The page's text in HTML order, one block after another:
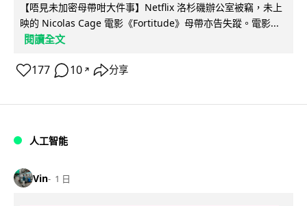
【唔見未加密母帶咁大件事】Netflix 洛杉磯辦公室被竊，未上
映的 Nicolas Cage 電影《Fortitude》母帶亦告失蹤。電影...
閱讀全文
177 10 ↗ 分享
人工智能
Vin 1 日